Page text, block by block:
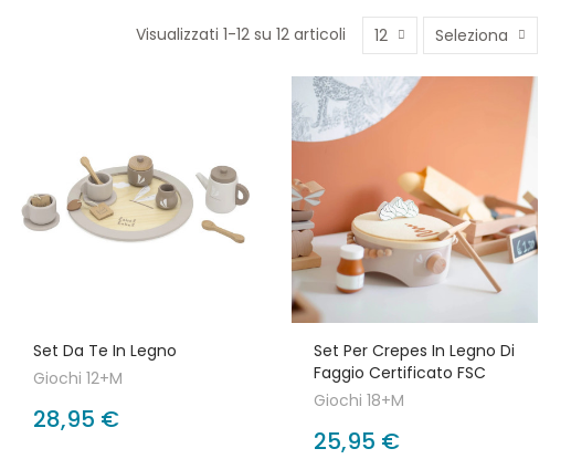
Visualizzati 1-12 su 12 articoli 12 Seleziona
Set Da Te In Legno
Giochi 12+M
28,95 €
Set Per Crepes In Legno Di
Faggio Certificato FSC
Giochi 18+M
25,95 €